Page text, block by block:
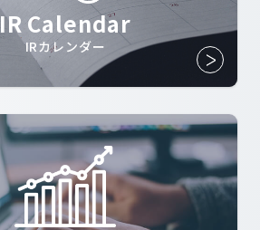
IR Calendar
IRカレンダー